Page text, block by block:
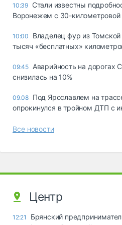
10:39 Стали известны
Воронежем с 30-километровой
10:00
Владелец фур из Томской
тысяч «бесплатных»
09:45 Аварийность на дорогах
снизилась на 10%
09.08 Под Ярославлем на
опрокинулся в тройном ДТП с
Все новости
Центр
12:21
Брянский